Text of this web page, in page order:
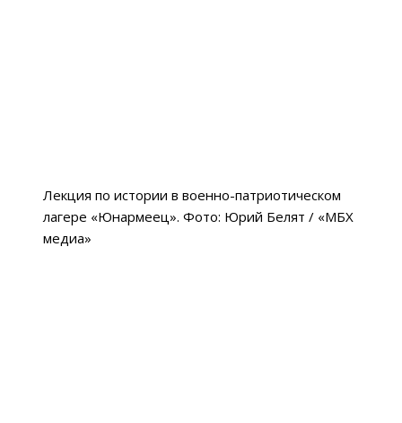
Лекция по истории в военно-патриотическом
лагере «Юнармеец». Фото: Юрий Белят / «МБХ
медиа»